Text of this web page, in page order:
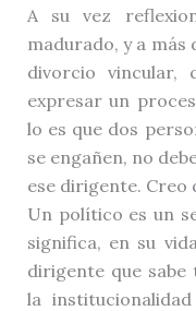
A su vez
madurado, y a más
divorcio
expresar un
lo es que dos
se engañen, no
ese dirigente.
Un político es un
significa, en su
dirigente que sabe
la